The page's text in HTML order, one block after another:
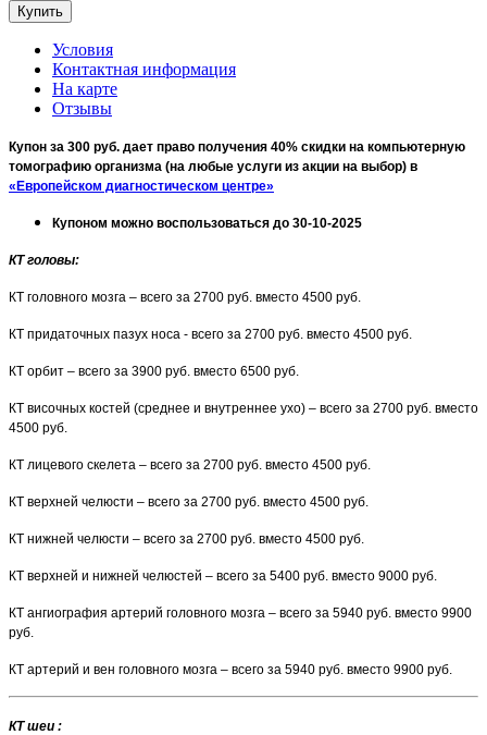
Условия
Контактная информация
На карте
Отзывы
Купон за 300 руб. дает право получения 40% скидки на компьютерную
томографию организма (на любые услуги из акции на выбор) в
«Европейском диагностическом центре»
Купоном можно воспользоваться до 30-10-2025
КТ головы:
КТ головного мозга – всего за 2700 руб. вместо 4500 руб.
КТ придаточных пазух носа - всего за 2700 руб. вместо 4500 руб.
КТ орбит – всего за 3900 руб. вместо 6500 руб.
КТ височных костей (среднее и внутреннее ухо) – всего за 2700 руб. вместо
4500 руб.
КТ лицевого скелета – всего за 2700 руб. вместо 4500 руб.
КТ верхней челюсти – всего за 2700 руб. вместо 4500 руб.
КТ нижней челюсти – всего за 2700 руб. вместо 4500 руб.
КТ верхней и нижней челюстей – всего за 5400 руб. вместо 9000 руб.
КТ ангиография артерий головного мозга – всего за 5940 руб. вместо 9900
руб.
КТ артерий и вен головного мозга – всего за 5940 руб. вместо 9900 руб.
КТ шеи :